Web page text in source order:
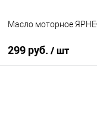
Масло моторное
299 руб. / шт